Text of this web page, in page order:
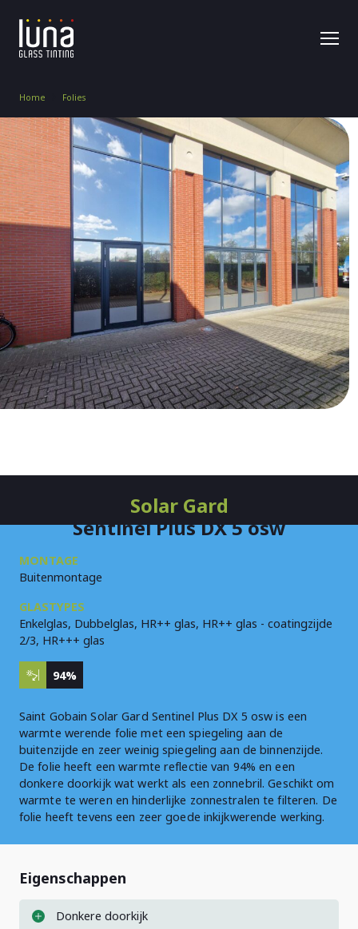
Home Folies
Solar Gard
Sentinel Plus DX 5 osw
MONTAGE
Buitenmontage
GLASTYPES
Enkelglas, Dubbelglas, HR++ glas, HR++ glas - coatingzijde
2/3, HR+++ glas
94%
Saint Gobain Solar Gard Sentinel Plus DX 5 osw is een
warmte werende folie met een spiegeling aan de
buitenzijde en zeer weinig spiegeling aan de binnenzijde.
De folie heeft een warmte reflectie van 94% en een
donkere doorkijk wat werkt als een zonnebril. Geschikt om
warmte te weren en hinderlijke zonnestralen te filteren. De
folie heeft tevens een zeer goede inkijkwerende werking.
Eigenschappen
Donkere doorkijk